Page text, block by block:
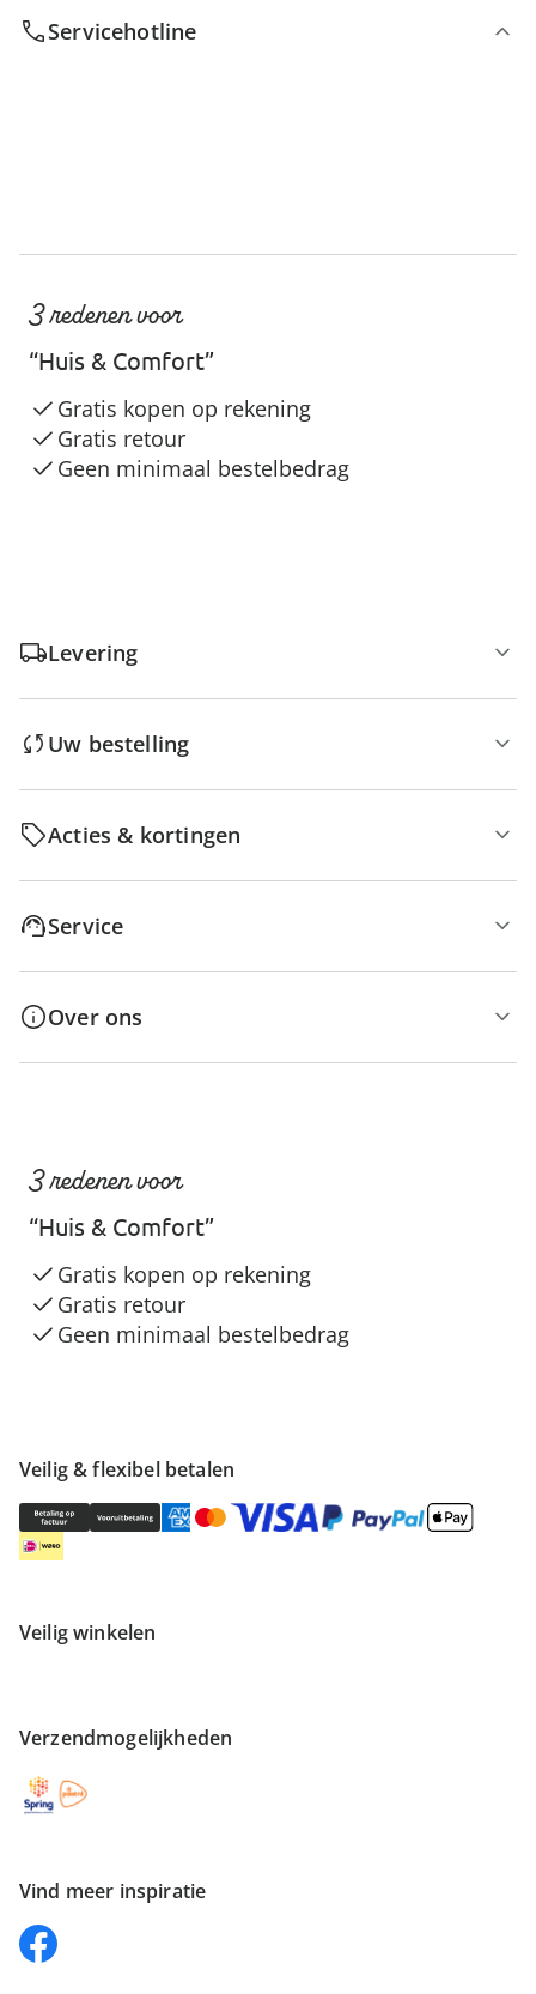
Servicehotline
3 redenen voor
“Huis & Comfort”
Gratis kopen op rekening
Gratis retour
Geen minimaal bestelbedrag
Levering
Uw bestelling
Acties & kortingen
Service
Over ons
Veilig & flexibel betalen
Veilig winkelen
Verzendmogelijkheden
Vind meer inspiratie
3 redenen voor
“Huis & Comfort”
Gratis kopen op rekening
Gratis retour
Geen minimaal bestelbedrag